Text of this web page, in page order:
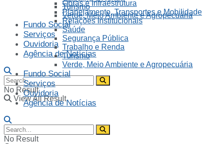
Turismo
Verde, Meio Ambiente e Agropecuária
Fundo Social
Serviços
Ouvidoria
Agência de Notícias
No Result
View All Result
Obras e Infraestrutura
Planejamento, Transportes e Mobilidade
Relações Institucionais
Saúde
Segurança Pública
Trabalho e Renda
Turismo
Verde, Meio Ambiente e Agropecuária
Fundo Social
Serviços
Ouvidoria
Agência de Notícias
No Result